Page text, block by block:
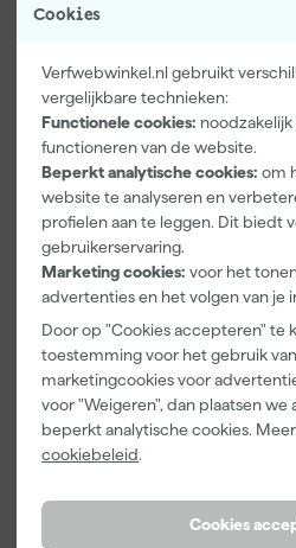
Cookies
Verfwebwinkel.nl gebruikt
vergelijkbare technieken:
Functionele cookies:
functioneren van de website.
Beperkt analytische cookies: om
website te analyseren en
profielen aan te leggen. Dit biedt
gebruikerservaring.
Marketing cookies: voor het
advertenties en het volgen van je
Door op "Cookies accepteren" te
toestemming voor het gebruik
marketingcookies voor
voor "Weigeren", dan plaatsen we
beperkt analytische cookies.
cookiebeleid.
Cookies
30,25
Wat houden de
Gloss en SB in?
Nederland. Veel professionele
Vooral de lakken zijn populair.
gebruikt Sikkens: ook doe-het-
merk. Zoals je misschien al hebt
soorten Sikkens-verf. Maar wat
Sikkens Rubbol XD High
De Sikkens Rubbol XD High Gloss
bekendste soort Sikkens-verf. Het
en televisie. Deze hoogglans verf
lange levensduur. Het heeft een
bindmiddelcombinatie, die deze
dikker dan je gewend bent, maar